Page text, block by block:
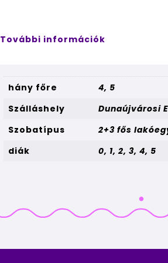
További információk
hány főre
4, 5
Szálláshely
Dunaújvárosi
Szobatípus
2+3 fős
diák
0, 1, 2, 3, 4, 5